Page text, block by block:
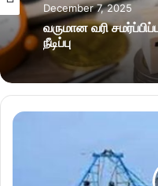
December 7, 2025
வருமான வரி
நீடிப்பு